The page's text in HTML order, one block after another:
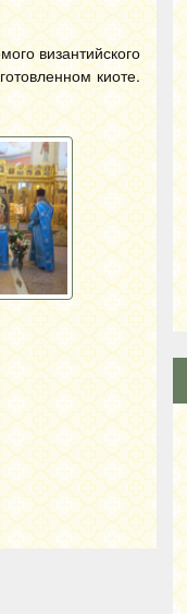
византийского
киоте.